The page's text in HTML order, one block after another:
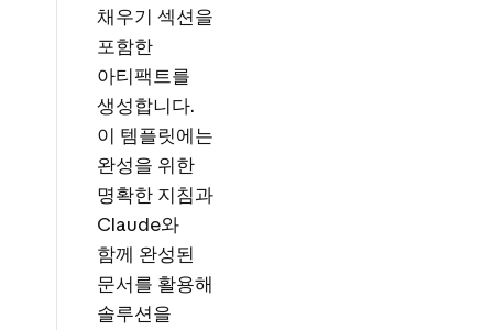
채우기 섹션을
포함한
아티팩트를
생성합니다.
이 템플릿에는
완성을 위한
명확한 지침과
Claude와
함께 완성된
문서를 활용해
솔루션을